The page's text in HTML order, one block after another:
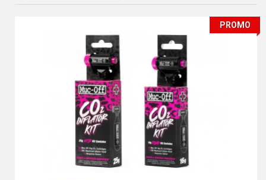
PROMO